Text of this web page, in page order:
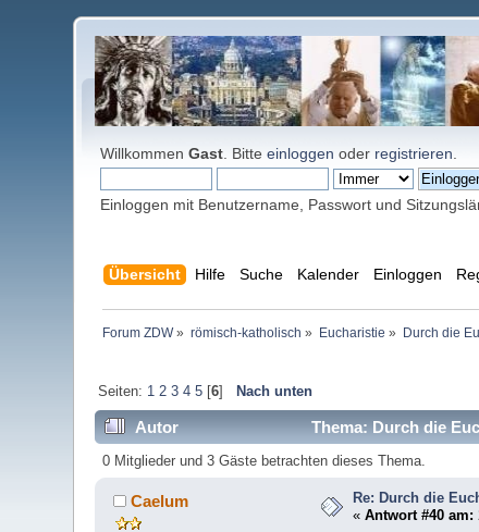
WillkommenGast . Bitteeinloggen oder registrieren
Einloggen mit Benutzername, Passwort und
Übersicht Hilfe Suche Kalender Einloggen
Forum ZDW» römisch-katholisch » Eucharistie » Durch die
Seiten: 1 2 3 4 5[6] Nach unten
Autor Thema: Durch die
0 Mitglieder und 3 Gäste betrachten dieses Thema.
Caelum
Re: Durch die
«Antwort #40 am: